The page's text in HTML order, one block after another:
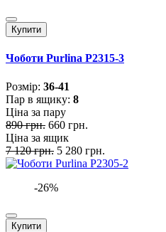
Купити
Чоботи Purlina P2315-3
Розмiр: 36-41
Пар в ящику: 8
Ціна за пару
890 грн. 660 грн.
Ціна за ящик
7 120 грн. 5 280 грн.
-26%
Купити